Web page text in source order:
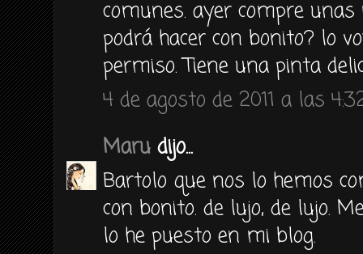
comunes. ayer compre
podrá hacer con bonito? lo
permiso. Tiene una pinta
4 de agosto de 2011 a las
Maru dijo...
Bartolo que nos lo hemos
con bonito. de lujo, de lujo.
lo he puesto en mi blog.